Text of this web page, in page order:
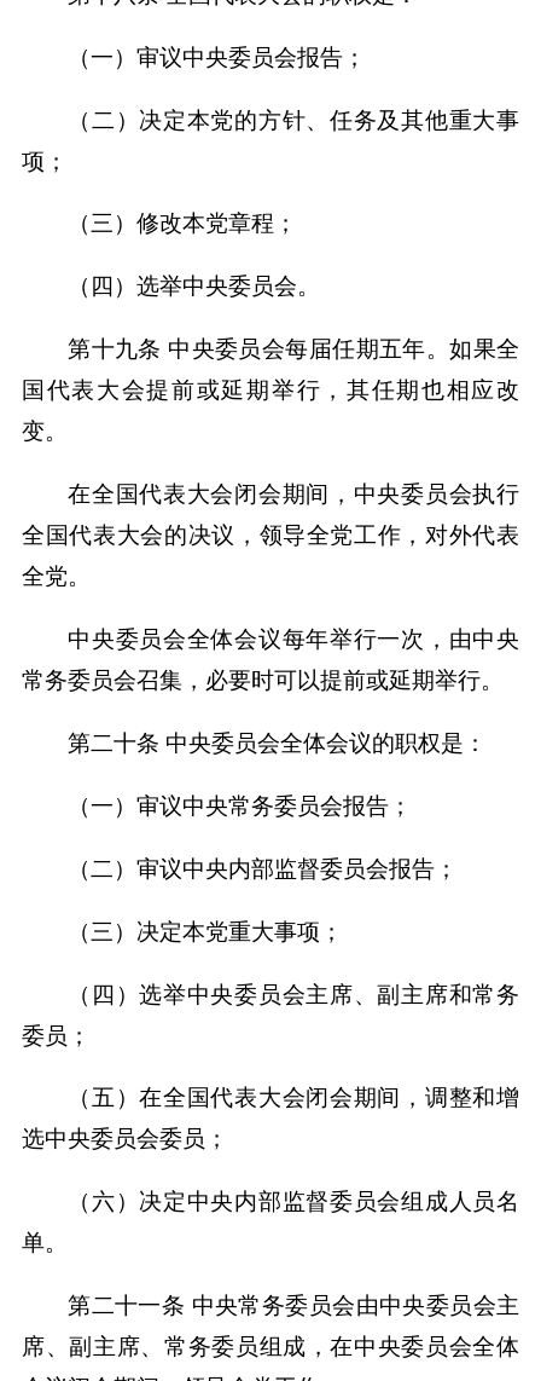
（一）审议中央委员会报告；
（二）决定本党的方针、任务及其他重大事
项；
（三）修改本党章程；
（四）选举中央委员会。
第十九条 中央委员会每届任期五年。如果全
国代表大会提前或延期举行，其任期也相应改
变。
在全国代表大会闭会期间，中央委员会执行
全国代表大会的决议，领导全党工作，对外代表
全党。
中央委员会全体会议每年举行一次，由中央
常务委员会召集，必要时可以提前或延期举行。
第二十条 中央委员会全体会议的职权是：
（一）审议中央常务委员会报告；
（二）审议中央内部监督委员会报告；
（三）决定本党重大事项；
（四）选举中央委员会主席、副主席和常务
委员；
（五）在全国代表大会闭会期间，调整和增
选中央委员会委员；
（六）决定中央内部监督委员会组成人员名
单。
第二十一条 中央常务委员会由中央委员会主
席、副主席、常务委员组成，在中央委员会全体